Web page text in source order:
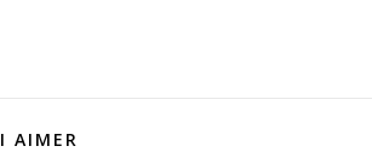
AIMER